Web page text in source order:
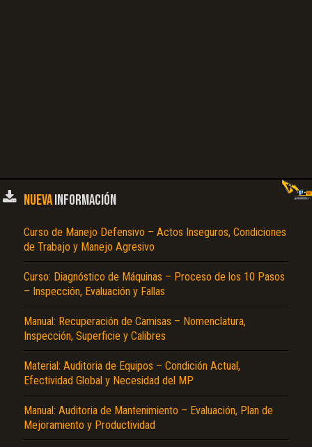
NUEVAINFORMACIÓN
Curso de Manejo Defensivo – Actos Inseguros, Condiciones
de Trabajo y Manejo Agresivo
Curso: Diagnóstico de Máquinas – Proceso de los 10 Pasos
– Inspección, Evaluación y Fallas
Manual: Recuperación de Camisas – Nomenclatura,
Inspección, Superficie y Calibres
Material: Auditoria de Equipos – Condición Actual,
Efectividad Global y Necesidad del MP
Manual: Auditoria de Mantenimiento – Evaluación, Plan de
Mejoramiento y Productividad